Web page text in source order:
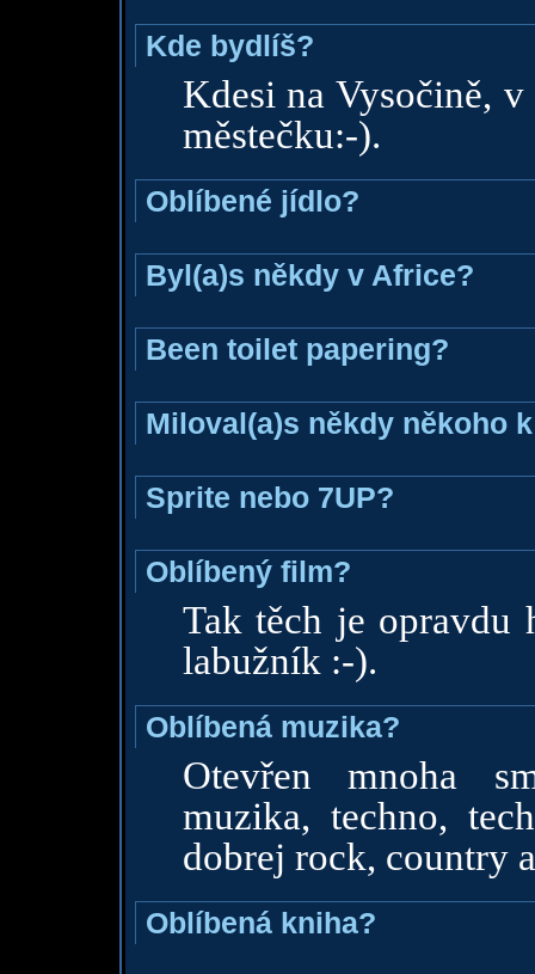
Kde bydlíš?
Kdesi na Vysočině,
městečku:-).
Oblíbené jídlo?
Byl(a)s někdy v Africe?
Been toilet papering?
Miloval(a)s někdy někoho
Sprite nebo 7UP?
Oblíbený film?
Tak těch je opravdu
labužník :-).
Oblíbená muzika?
Otevřen mnoha
muzika, techno,
dobrej rock, country
Oblíbená kniha?